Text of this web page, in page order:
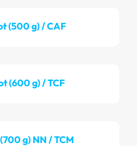
(500 g) / CAF
(600 g) / TCF
g) NN / TCM